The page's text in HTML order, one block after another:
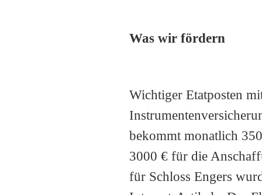
Was wir fördern
Wichtiger Etatposten
bekommt monatlich
3000 € für die
für Schloss Engers